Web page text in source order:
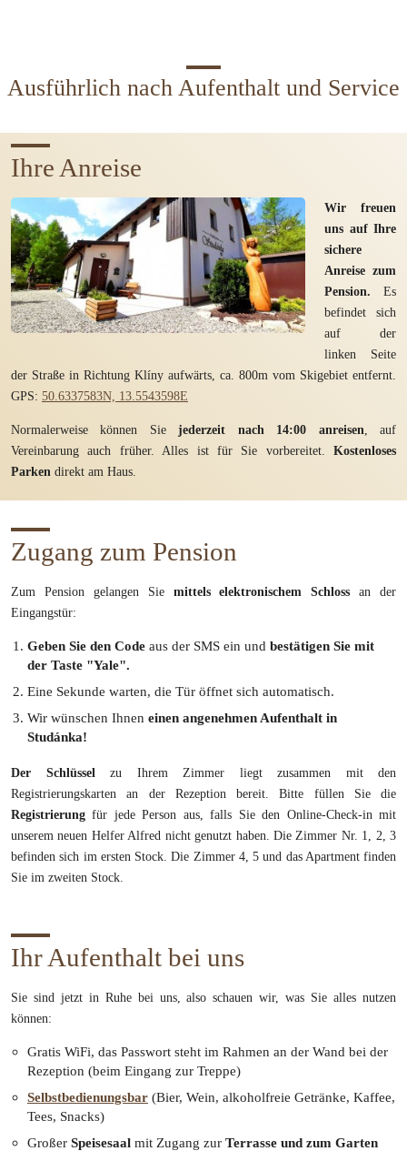
Ausführlich nach Aufenthalt und Service
Ihre Anreise
Wir freuen
uns auf Ihre
sichere
Anreise zum
Pension. Es
befindet sich
auf der
linken Seite
der Straße in Richtung Klíny aufwärts, ca. 800m vom Skigebiet entfernt.
GPS: 50.6337583N, 13.5543598E
Normalerweise können Siejederzeit nach 14:00 anreisen, auf
Vereinbarung auch früher. Alles ist für Sie vorbereitet. Kostenloses
Parken direkt am Haus.
Zugang zum Pension
Zum Pension gelangen Sie mittels elektronischem Schloss an der
Eingangstür:
Geben Sie den Code aus der SMS ein und bestätigen Sie mit
der Taste "Yale".
Eine Sekunde warten, die Tür öffnet sich automatisch.
Wir wünschen Ihnen einen angenehmen Aufenthalt in
Studánka!
Der Schlüssel zu Ihrem Zimmer liegt zusammen mit den
Registrierungskarten an der Rezeption bereit. Bitte füllen Sie die
Registrierung für jede Person aus, falls Sie den Online-Check-in mit
unserem neuen Helfer Alfred nicht genutzt haben. Die Zimmer Nr. 1, 2, 3
befinden sich im ersten Stock. Die Zimmer 4, 5 und das Apartment finden
Sie im zweiten Stock.
Ihr Aufenthalt bei uns
Sie sind jetzt in Ruhe bei uns, also schauen wir, was Sie alles nutzen
können:
Gratis WiFi, das Passwort steht im Rahmen an der Wand bei der
Rezeption (beim Eingang zur Treppe)
Selbstbedienungsbar (Bier, Wein, alkoholfreie Getränke, Kaffee,
Tees, Snacks)
Großer Speisesaal mit Zugang zur Terrasse und zum Garten